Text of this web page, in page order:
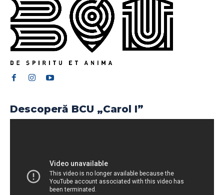
Descoperă BCU „Carol I”